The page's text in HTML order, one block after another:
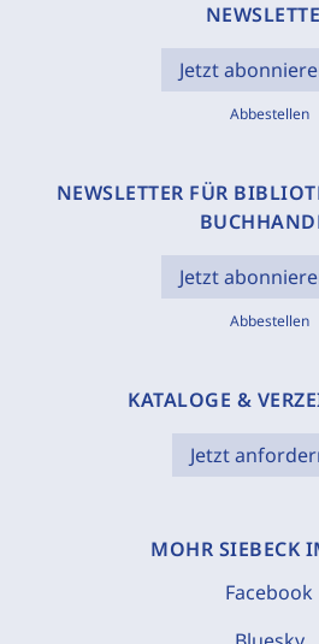
Jetzt
Abbestellen
NEWSLETTER FÜR
Jetzt
Abbestellen
KATALOGE &
Jetzt
MOHR SIEBECK
Facebook